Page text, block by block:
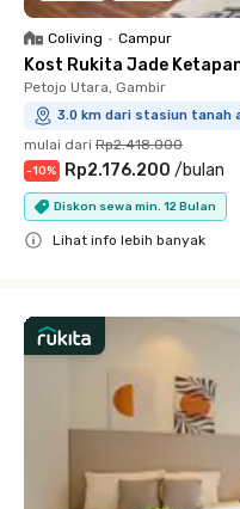
Coliving • Campur
Kost Rukita Jade
Petojo Utara, Gambir
3.0 km dari stasiun tanah
mulai dari Rp2.418.000
-10% Rp2.176.200 /bulan
Diskon sewa min. 12 Bulan
Lihat info lebih banyak